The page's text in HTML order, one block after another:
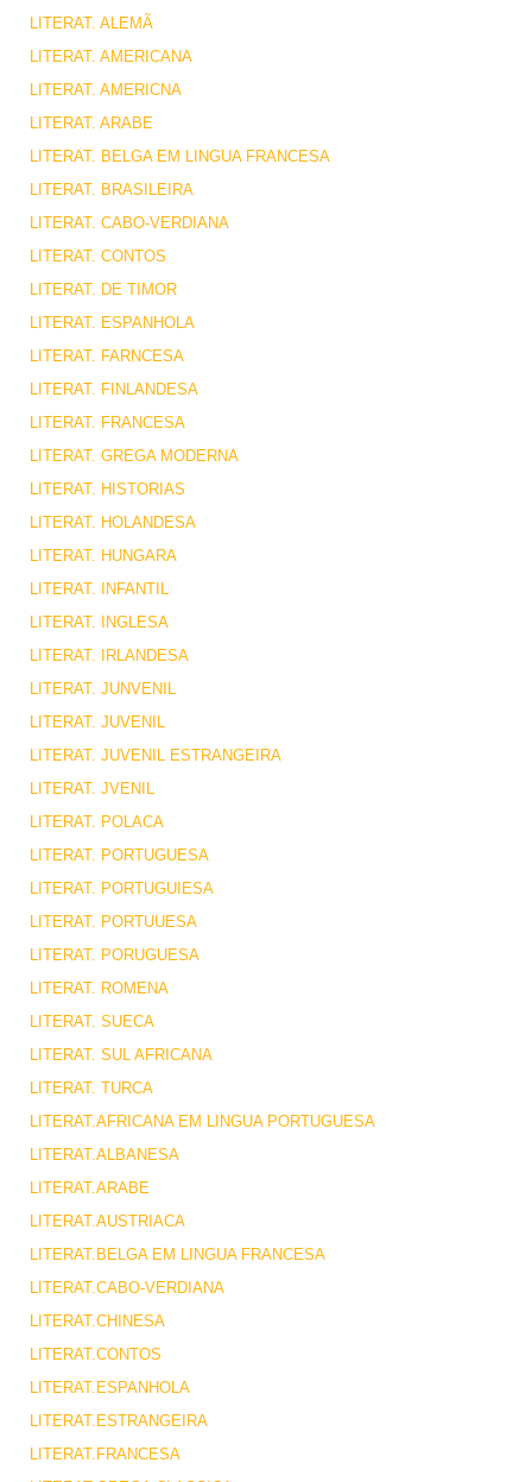
LITERAT. ALEMÃ
LITERAT. AMERICANA
LITERAT. AMERICNA
LITERAT. ARABE
LITERAT. BELGA EM LINGUA FRANCESA
LITERAT. BRASILEIRA
LITERAT. CABO-VERDIANA
LITERAT. CONTOS
LITERAT. DE TIMOR
LITERAT. ESPANHOLA
LITERAT. FARNCESA
LITERAT. FINLANDESA
LITERAT. FRANCESA
LITERAT. GREGA MODERNA
LITERAT. HISTORIAS
LITERAT. HOLANDESA
LITERAT. HUNGARA
LITERAT. INFANTIL
LITERAT. INGLESA
LITERAT. IRLANDESA
LITERAT. JUNVENIL
LITERAT. JUVENIL
LITERAT. JUVENIL ESTRANGEIRA
LITERAT. JVENIL
LITERAT. POLACA
LITERAT. PORTUGUESA
LITERAT. PORTUGUIESA
LITERAT. PORTUUESA
LITERAT. PORUGUESA
LITERAT. ROMENA
LITERAT. SUECA
LITERAT. SUL AFRICANA
LITERAT. TURCA
LITERAT.AFRICANA EM LINGUA PORTUGUESA
LITERAT.ALBANESA
LITERAT.ARABE
LITERAT.AUSTRIACA
LITERAT.BELGA EM LINGUA FRANCESA
LITERAT.CABO-VERDIANA
LITERAT.CHINESA
LITERAT.CONTOS
LITERAT.ESPANHOLA
LITERAT.ESTRANGEIRA
LITERAT.FRANCESA